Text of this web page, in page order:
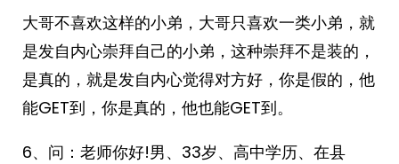
大哥不喜欢这样的小弟，大哥只喜欢一类小弟，就
是发自内心崇拜自己的小弟，这种崇拜不是装的，
是真的，就是发自内心觉得对方好，你是假的，他
能GET到，你是真的，他也能GET到。
6、问：老师你好!男、33岁、高中学历、在县